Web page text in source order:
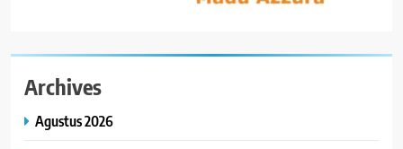
Archives
Agustus 2026